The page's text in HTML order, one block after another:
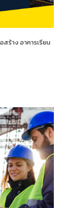
สร้าง อาคารเรียน